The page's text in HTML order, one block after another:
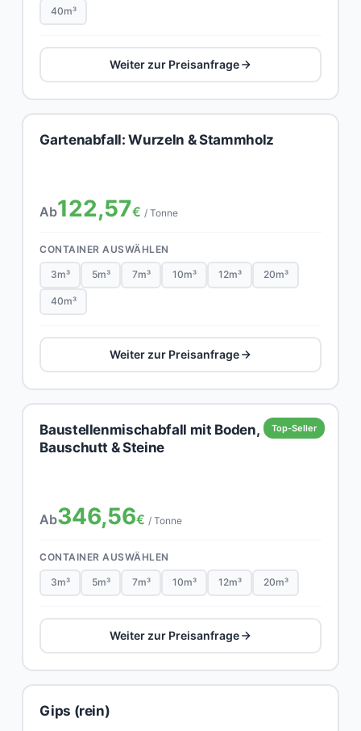
40m³
Weiter zur Preisanfrage
Gartenabfall: Wurzeln & Stammholz
Ab122,57€ / Tonne
CONTAINER AUSWÄHLEN
3m³ 5m³ 7m³ 10m³ 12m³ 20m³
40m³
Weiter zur Preisanfrage
Top-Seller
Baustellenmischabfall mit Boden,
Bauschutt & Steine
Ab346,56€ / Tonne
CONTAINER AUSWÄHLEN
3m³ 5m³ 7m³ 10m³ 12m³ 20m³
Weiter zur Preisanfrage
Gips (rein)